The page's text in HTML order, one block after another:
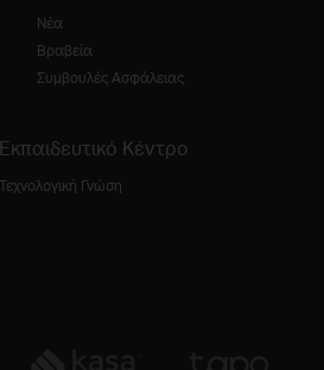
Νέα
Βραβεία
Συμβουλές Ασφάλειας
Εκπαιδευτικό Κέντρο
Τεχνολογική Γνώση